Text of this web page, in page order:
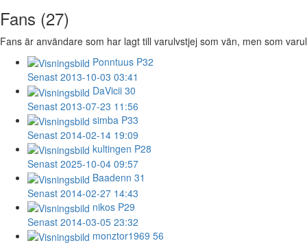
Fans (27)
Fans är användare som har lagt till varulvstjej som vän, men som
Ponntuus P32
Senast 2013-10-03 03:41
DaVicii 30
Senast 2013-07-23 11:56
simba P33
Senast 2014-02-14 19:09
kultingen P28
Senast 2025-10-04 09:57
Baadenn 31
Senast 2014-02-27 14:43
nikos P29
Senast 2014-03-05 23:32
monztor1969 56